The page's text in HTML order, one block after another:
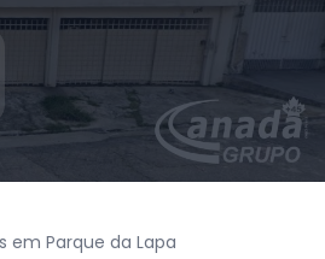
em Parque da Lapa